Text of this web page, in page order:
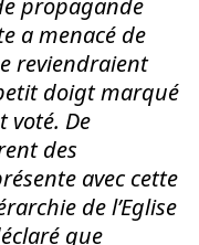
propagande
a menacé de
reviendraient
doigt marqué
voté. De
des
avec cette
de l’Eglise
que